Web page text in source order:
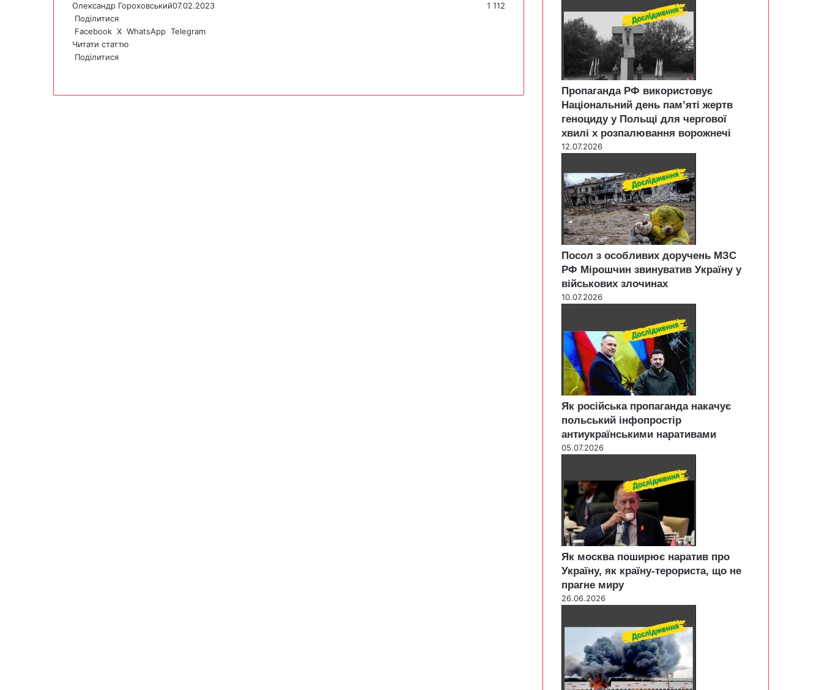
Олександр Гороховський07.02.2023
1 112
Поділитися
Facebook X WhatsApp Telegram
Читати статтю
Поділитися
calb
i
Пропаганда РФ використовує
Національний день пам’яті жертв
геноциду у Польщі для чергової
хвилі х розпалювання ворожнечі
12.07.2026
Посол з особливих доручень МЗС
РФ Мірошчин звинуватив Україну у
військових злочинах
10.07.2026
Як російська пропаганда накачує
польський інфопростір
антиукраїнськими наративами
05.07.2026
Як москва поширює наратив про
Україну, як країну-терориста, що не
прагне миру
26.06.2026